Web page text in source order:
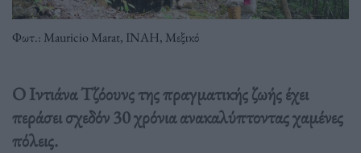
Φωτ.: Mauricio Marat, INAH, Μεξικό
Ο Ιντιάνα Τζόουνς της πραγματικής ζωής έχει
περάσει σχεδόν 30 χρόνια ανακαλύπτοντας χαμένες
πόλεις.